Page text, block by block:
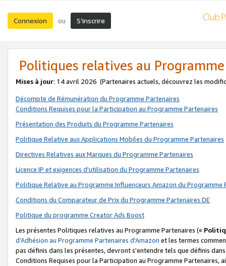
Connexion ou S’inscrire
Politiques relatives au
Mises à jour: 14 avril 2026 (Partenaires actuels, découvrez les
Décompte de Rémunération du Programme Partenaires
Conditions Requises pour la Participation au Programme Partenaires
Présentation des Produits du Programme Partenaires
Politique Relative aux Applications Mobiles du Programme Partenaires
Directives Relatives aux Marques du Programme Partenaires
Licence IP et exigences d'utilisation du Programme Partenaires
Politique Relative au Programme Influenceurs Amazon du Programme
Conditions du Comparateur de Prix du Programme Partenaires DE
Politique du programme Creator Ads Boost
Les présentes Politiques relatives au Programme Partenaires («
d’Adhésion au Programme Partenaires d'Amazon et les termes
pas définis dans les présentes, devront s'entendre tels que définis
Conditions Requises pour la Participation au Programme Partenaires,